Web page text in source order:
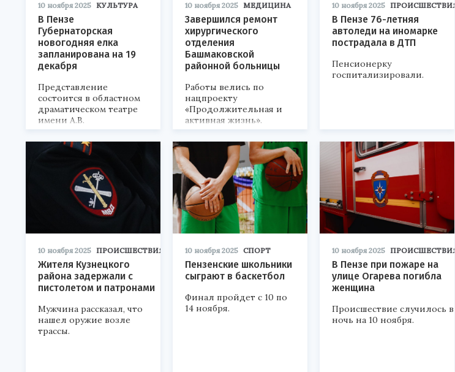
10 ноября 2025 КУЛЬТУРА
В Пензе
Губернаторская
новогодняя елка
запланирована на 19
декабря
Представление
состоится в областном
драматическом театре
имени А.В.
Луначарского.
10 ноября 2025 МЕДИЦИНА
Завершился ремонт
хирургического
отделения
Башмаковской
районной больницы
Работы велись по
нацпроекту
«Продолжительная и
активная жизнь».
10 ноября 2025 ПРОИСШЕСТВИЯ
В Пензе 76-летняя
автоледи на иномарке
пострадала в ДТП
Пенсионерку
госпитализировали.
10 ноября 2025 ПРОИСШЕСТВИЯ
Жителя Кузнецкого
района задержали с
пистолетом и патронами
Мужчина рассказал, что
нашел оружие возле
трассы.
10 ноября 2025 СПОРТ
Пензенские школьники
сыграют в баскетбол
Финал пройдет с 10 по
14 ноября.
10 ноября 2025 ПРОИСШЕСТВИЯ
В Пензе при пожаре на
улице Огарева погибла
женщина
Происшествие случилось в
ночь на 10 ноября.